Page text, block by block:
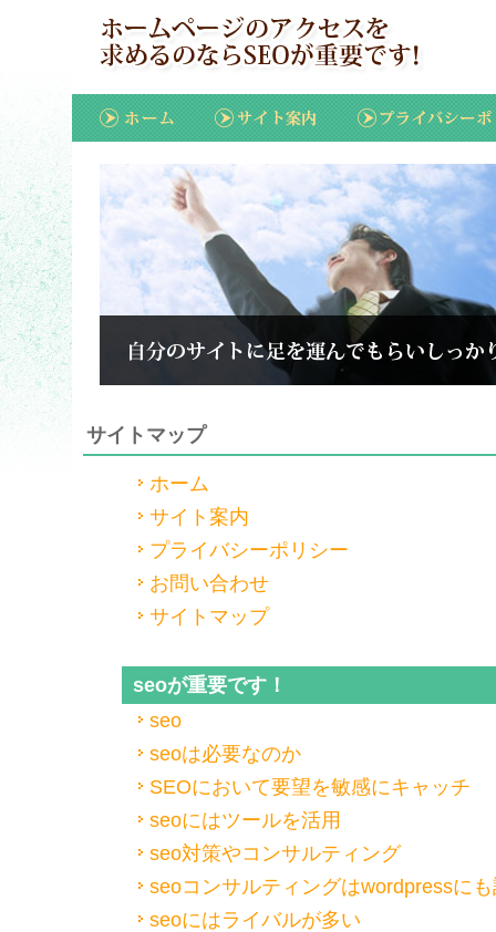
サイトマップ
ホーム
サイト案内
プライバシーポリシー
お問い合わせ
サイトマップ
seoが重要です！
seo
seoは必要なのか
SEOにおいて要望を敏感にキャッチ
seoにはツールを活用
seo対策やコンサルティング
seoコンサルティングはwordpressに
seoにはライバルが多い